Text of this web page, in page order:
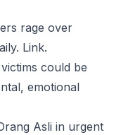
rage over
Link.
could be
emotional
Asli in urgent